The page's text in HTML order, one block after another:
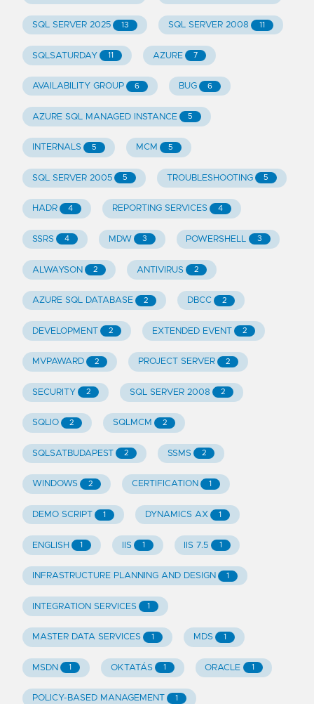
SQL SERVER 2025 13 SQL SERVER 2008 11
SQLSATURDAY 11 AZURE 7
AVAILABILITY GROUP 6 BUG 6
AZURE SQL MANAGED INSTANCE 5
INTERNALS 5 MCM 5
SQL SERVER 2005 5 TROUBLESHOOTING 5
HADR 4 REPORTING SERVICES 4
SSRS 4 MDW 3 POWERSHELL 3
ALWAYSON 2 ANTIVIRUS 2
AZURE SQL DATABASE 2 DBCC 2
DEVELOPMENT 2 EXTENDED EVENT 2
MVPAWARD 2 PROJECT SERVER 2
SECURITY 2 SQL SERVER 2008 2
SQLIO 2 SQLMCM 2
SQLSATBUDAPEST 2 SSMS 2
WINDOWS 2 CERTIFICATION 1
DEMO SCRIPT 1 DYNAMICS AX 1
ENGLISH 1 IIS 1 IIS 7.5 1
INFRASTRUCTURE PLANNING AND DESIGN 1
INTEGRATION SERVICES 1
MASTER DATA SERVICES 1 MDS 1
MSDN 1 OKTATÁS 1 ORACLE 1
POLICY-BASED MANAGEMENT 1